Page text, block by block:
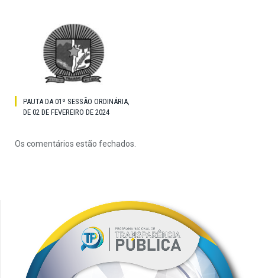
PAUTA DA 01º SESSÃO ORDINÁRIA,
DE 02 DE FEVEREIRO DE 2024
Os comentários estão fechados.